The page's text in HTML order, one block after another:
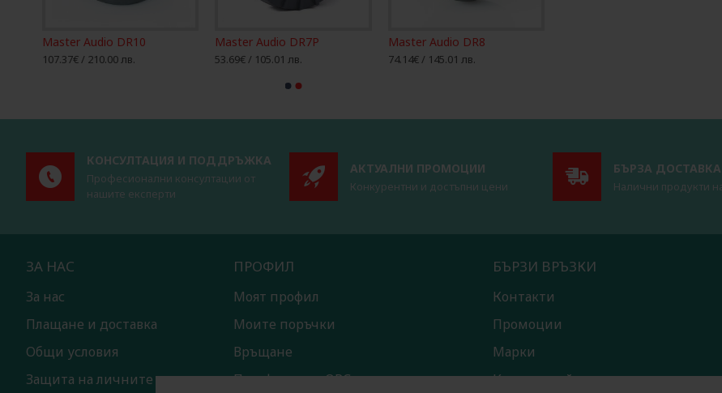
Master Audio DR10
107.37€ / 210.00 лв.
Master Audio DR7P
53.69€ / 105.01 лв.
Master Audio DR8
74.14€ / 145.01 лв.
КОНСУЛТАЦИЯ И ПОДДРЪЖКА
Професионални консултации от
нашите експерти
АКТУАЛНИ ПРОМОЦИИ
Конкурентни и достъпни цени
БЪРЗА ДОСТАВКА
Налични продукти
ЗА НАС
За нас
Плащане и доставка
Общи условия
Защита на личните данни
ПРОФИЛ
Моят профил
Моите поръчки
Връщане
Платформа за ОРС
БЪРЗИ ВРЪЗКИ
Контакти
Промоции
Марки
Карта на сайта